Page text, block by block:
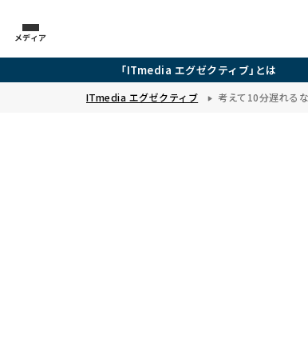
メディア
「ITmedia エグゼクティブ」とは
ITmedia エグゼクティブ 考えて10分遅れる